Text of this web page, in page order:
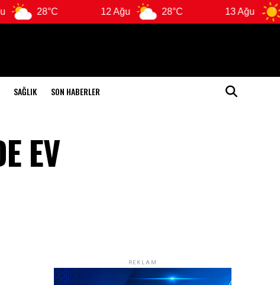
12 Ağu 28°C 13 Ağu 29°C
SAĞLIK SON HABERLER
EV
REKLAM